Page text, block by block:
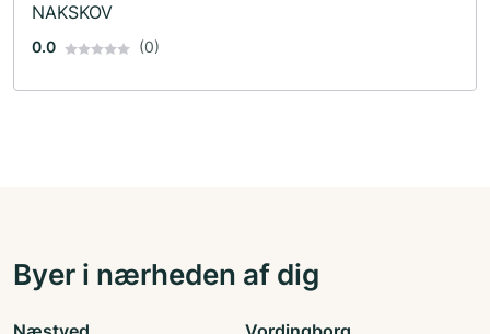
NAKSKOV
0.0 (0)
Byer i nærheden af dig